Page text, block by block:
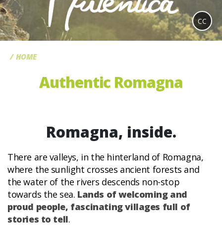
CC
HOME
Authentic Romagna
Romagna, inside.
There are valleys, in the hinterland of Romagna,
where the sunlight crosses ancient forests and
the water of the rivers descends non-stop
towards the sea. Lands of welcoming and
proud people, fascinating villages full of
stories to tell.